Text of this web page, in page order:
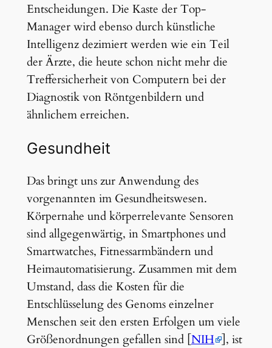
Entscheidungen. Die Kaste der Top-
Manager wird ebenso durch künstliche
Intelligenz dezimiert werden wie ein Teil
der Ärzte, die heute schon nicht mehr die
Treffersicherheit von Computern bei der
Diagnostik von Röntgenbildern und
ähnlichem erreichen.
Gesundheit
Das bringt uns zur Anwendung des
vorgenannten im Gesundheitswesen.
Körpernahe und körperrelevante Sensoren
sind allgegenwärtig, in Smartphones und
Smartwatches, Fitnessarmbändern und
Heimautomatisierung. Zusammen mit dem
Umstand, dass die Kosten für die
Entschlüsselung des Genoms einzelner
Menschen seit den ersten Erfolgen um viele
Größenordnungen gefallen sind [NIH ], ist